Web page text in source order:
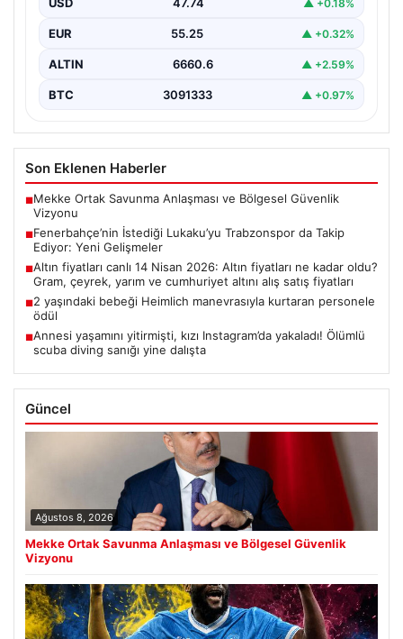
İtalya Serie A'da Napoli forması giyen ve takımda
USD 47.74 ▲ +0.18%
EUR 55.25 ▲ +0.32%
ALTIN 6660.6 ▲ +2.59%
BTC 3091333 ▲ +0.97%
Son Eklenen Haberler
■Mekke Ortak Savunma Anlaşması ve Bölgesel Güvenlik
Vizyonu
■Fenerbahçe’nin İstediği Lukaku’yu Trabzonspor da Takip
Ediyor: Yeni Gelişmeler
■Altın fiyatları canlı 14 Nisan 2026: Altın fiyatları ne kadar oldu?
Gram, çeyrek, yarım ve cumhuriyet altını alış satış fiyatları
■2 yaşındaki bebeği Heimlich manevrasıyla kurtaran personele
ödül
■Annesi yaşamını yitirmişti, kızı Instagram’da yakaladı! Ölümlü
scuba diving sanığı yine dalışta
Güncel
Ağustos 8, 2026
Mekke Ortak Savunma Anlaşması ve Bölgesel Güvenlik
Vizyonu